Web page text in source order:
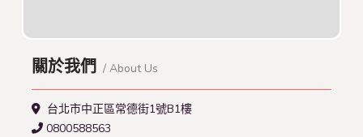
關於我們 / About Us
台北市中正區常德街1號B1樓
0800588563